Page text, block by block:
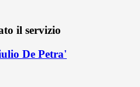
il servizio
De Petra'